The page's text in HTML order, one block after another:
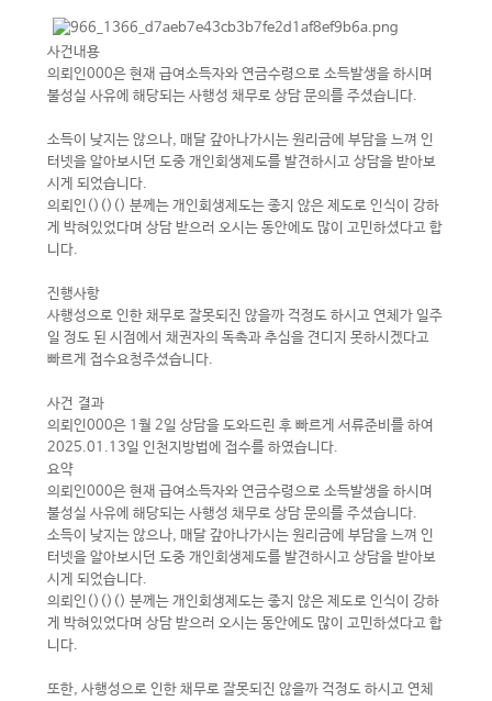
사건내용
의뢰인000은 현재 급여소득자와 연금수령으로 소득발생을 하시며
불성실 사유에 해당되는 사행성 채무로 상담 문의를 주셨습니다.
소득이 낮지는 않으나, 매달 갚아나가시는 원리금에 부담을 느껴 인
터넷을 알아보시던 도중 개인회생제도를 발견하시고 상담을 받아보
시게 되었습니다.
의뢰인()()() 분께는 개인회생제도는 좋지 않은 제도로 인식이 강하
게 박혀있었다며 상담 받으러 오시는 동안에도 많이 고민하셨다고 합
니다.
진행사항
사행성으로 인한 채무로 잘못되진 않을까 걱정도 하시고 연체가 일주
일 정도 된 시점에서 채권자의 독촉과 추심을 견디지 못하시겠다고
빠르게 접수요청주셨습니다.
사건 결과
의뢰인000은 1월 2일 상담을 도와드린 후 빠르게 서류준비를 하여
2025.01.13일 인천지방법에 접수를 하였습니다.
요약
의뢰인000은 현재 급여소득자와 연금수령으로 소득발생을 하시며
불성실 사유에 해당되는 사행성 채무로 상담 문의를 주셨습니다.
소득이 낮지는 않으나, 매달 갚아나가시는 원리금에 부담을 느껴 인
터넷을 알아보시던 도중 개인회생제도를 발견하시고 상담을 받아보
시게 되었습니다.
의뢰인()()() 분께는 개인회생제도는 좋지 않은 제도로 인식이 강하
게 박혀있었다며 상담 받으러 오시는 동안에도 많이 고민하셨다고 합
니다.
또한, 사행성으로 인한 채무로 잘못되진 않을까 걱정도 하시고 연체